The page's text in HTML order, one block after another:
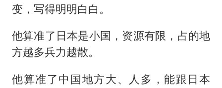
变，写得明明白白。
他算准了日本是小国，资源有限，占的地
方越多兵力越散。
他算准了中国地方大、人多，能跟日本